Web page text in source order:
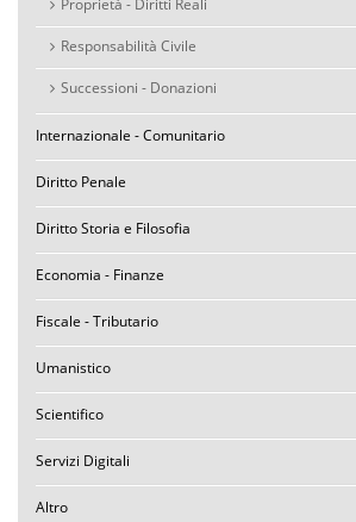
Responsabilità Civile
Successioni - Donazioni
Internazionale - Comunitario
Diritto Penale
Diritto Storia e Filosofia
Economia - Finanze
Fiscale - Tributario
Umanistico
Scientifico
Servizi Digitali
Altro